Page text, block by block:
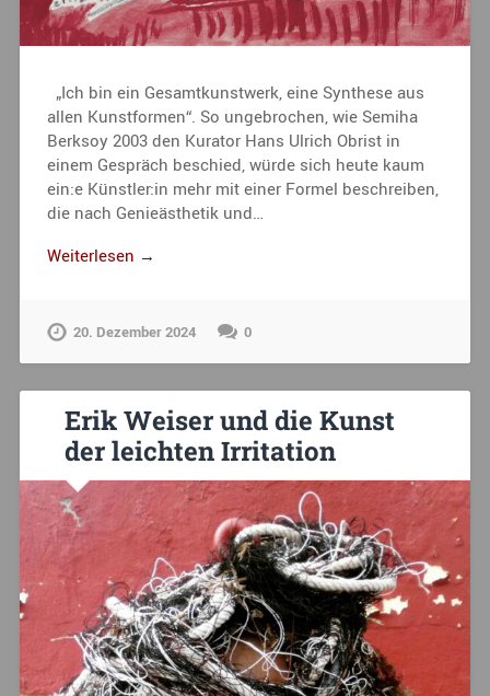
„Ich bin ein Gesamtkunstwerk, eine Synthese aus
allen Kunstformen“. So ungebrochen, wie Semiha
Berksoy 2003 den Kurator Hans Ulrich Obrist in
einem Gespräch beschied, würde sich heute kaum
ein:e Künstler:in mehr mit einer Formel beschreiben,
die nach Genieästhetik und…
Weiterlesen →
20. Dezember 2024 0
Erik Weiser und die Kunst
der leichten Irritation